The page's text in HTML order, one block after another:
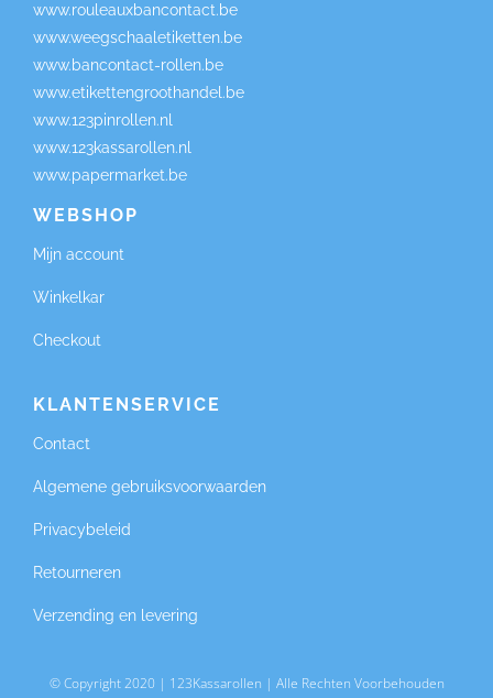
www.rouleauxbancontact.be
www.weegschaaletiketten.be
www.bancontact-rollen.be
www.etikettengroothandel.be
www.123pinrollen.nl
www.123kassarollen.nl
www.papermarket.be
WEBSHOP
Mijn account
Winkelkar
Checkout
KLANTENSERVICE
Contact
Algemene gebruiksvoorwaarden
Privacybeleid
Retourneren
Verzending en levering
© Copyright 2020 | 123Kassarollen | Alle Rechten Voorbehouden